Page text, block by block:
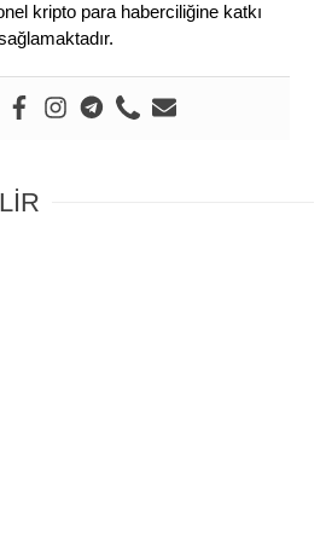
kripto para haberciliğine katkı